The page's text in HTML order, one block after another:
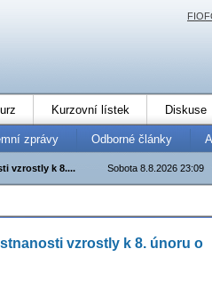
Kurzovní lístek Diskuse
zprávy Odborné články
Sobota 8.8.2026 23:09
vzrostly k 8....
vzrostly k 8. únoru o